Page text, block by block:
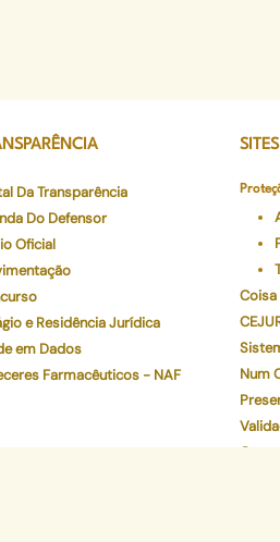
Da Transparência
Do Defensor
Oficial
e Residência Jurídica
em Dados
Farmacêuticos - NAF
Num